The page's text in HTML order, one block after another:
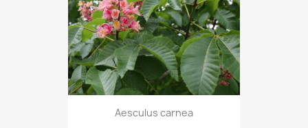
Aesculus carnea